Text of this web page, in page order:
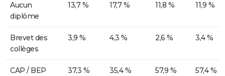
Aucun
diplôme
13,7 % 17,7 % 11,8 % 11,9 %
Brevet des
collèges
3,9 % 4,3 % 2,6 % 3,4 %
CAP / BEP 37,3 % 35,4 % 57,9 % 57,4 %